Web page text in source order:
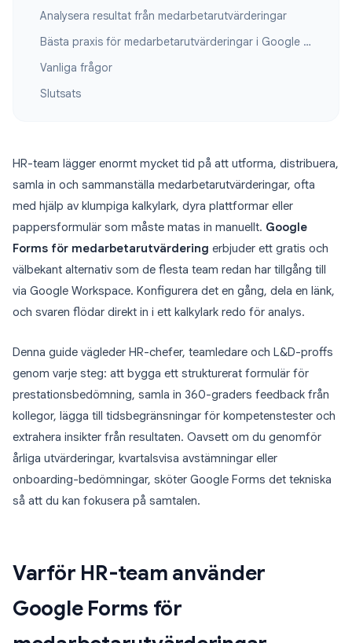
Analysera resultat från medarbetarutvärderingar
Bästa praxis för medarbetarutvärderingar i Google Forms
Vanliga frågor
Slutsats
HR-team lägger enormt mycket tid på att utforma, distribuera,
samla in och sammanställa medarbetarutvärderingar, ofta
med hjälp av klumpiga kalkylark, dyra plattformar eller
pappersformulär som måste matas in manuellt. Google
Forms för medarbetarutvärdering erbjuder ett gratis och
välbekant alternativ som de flesta team redan har tillgång till
via Google Workspace. Konfigurera det en gång, dela en länk,
och svaren flödar direkt in i ett kalkylark redo för analys.
Denna guide vägleder HR-chefer, teamledare och L&D-proffs
genom varje steg: att bygga ett strukturerat formulär för
prestationsbedömning, samla in 360-graders feedback från
kollegor, lägga till tidsbegränsningar för kompetenstester och
extrahera insikter från resultaten. Oavsett om du genomför
årliga utvärderingar, kvartalsvisa avstämningar eller
onboarding-bedömningar, sköter Google Forms det tekniska
så att du kan fokusera på samtalen.
Varför HR-team använder
Google Forms för